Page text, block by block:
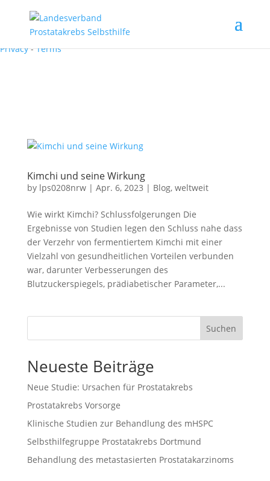
I'm not a robot
reCAPTCHA
Privacy-Terms
Kimchi und seine Wirkung
by lps0208nrw| Apr. 6, 2023 | Blog, weltweit
Wie wirkt Kimchi? Schlussfolgerungen Die
Ergebnisse von Studien legen den Schluss nahe dass
der Verzehr von fermentiertem Kimchi mit einer
Vielzahl von gesundheitlichen Vorteilen verbunden
war, darunter Verbesserungen des
Blutzuckerspiegels, prädiabetischer Parameter,...
Suchen
Neueste Beiträge
Neue Studie: Ursachen für Prostatakrebs
Prostatakrebs Vorsorge
Klinische Studien zur Behandlung des mHSPC
Selbsthilfegruppe Prostatakrebs Dortmund
Behandlung des metastasierten Prostatakarzinoms